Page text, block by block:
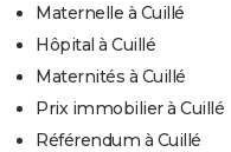
Maternelle à Cuillé
Hôpital à Cuillé
Maternités à Cuillé
Prix immobilier à Cuillé
Référendum à Cuillé